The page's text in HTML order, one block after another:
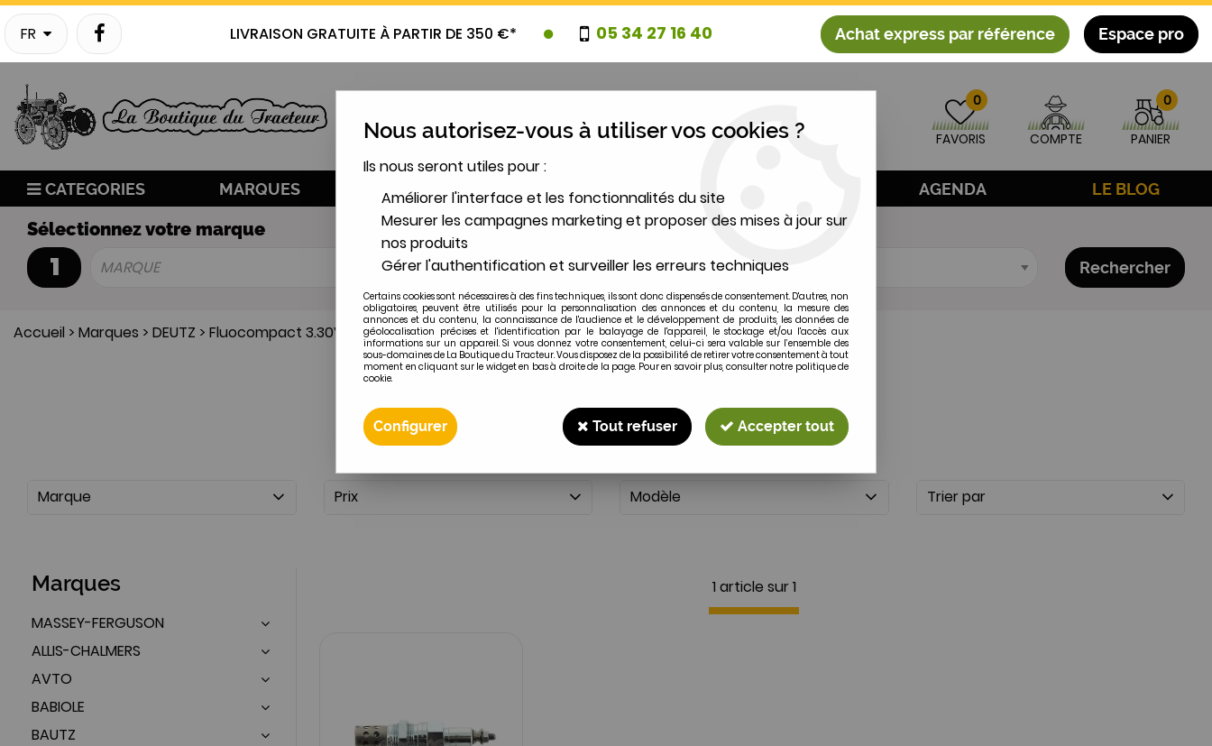
FR LIVRAISON GRATUITE À PARTIR DE 350 €* 05 34 27 16 40 Achat express par référence Espace pro
0
FAVORIS COMPTE
0
PANIER
CATEGORIES MARQUES NOUVEAUTES PROMOTIONS AGENDA LE BLOG
Sélectionnez votre marque
1 MARQUE 2 MODÈLE Rechercher
Accueil > Marques > DEUTZ > Fluocompact 3.30V/F
Fluocompact 3.30V/F
Marque Prix Modèle Trier par
Marques
MASSEY-FERGUSON
ALLIS-CHALMERS
AVTO
BABIOLE
BAUTZ
1 article sur 1
Nous autorisez-vous à utiliser vos cookies ?
Ils nous seront utiles pour :
Améliorer l'interface et les fonctionnalités du site
Mesurer les campagnes marketing et proposer des mises à jour sur
nos produits
Gérer l'authentification et surveiller les erreurs techniques
Certains cookies sont nécessaires à des fins techniques, ils sont donc dispensés de consentement. D'autres, non
obligatoires, peuvent être utilisés pour la personnalisation des annonces et du contenu, la mesure des
annonces et du contenu, la connaissance de l'audience et le développement de produits, les données de
géolocalisation précises et l'identification par le balayage de l'appareil, le stockage et/ou l'accès aux
informations sur un appareil. Si vous donnez votre consentement, celui-ci sera valable sur l’ensemble des
sous-domaines de La Boutique du Tracteur. Vous disposez de la possibilité de retirer votre consentement à tout
moment en cliquant sur le widget en bas à droite de la page. Pour en savoir plus, consulter notre politique de
cookie.
Configurer Tout refuser Accepter tout